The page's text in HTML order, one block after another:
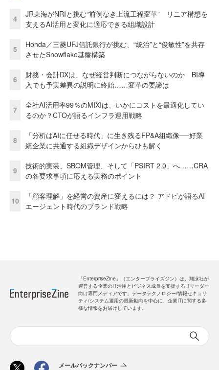
4
JR東海がNRIと挑む“前例なき上流工程変革” リニア構想を
支えるAI活用と変化に適応できる組織設計
5
Honda／三菱UFJ信託銀行が挑む、“統治”と“俊敏性”を共存
させたSnowflake基盤構築
6
財務・会計DXは、なぜ経営判断につながらないのか BI導
入でも予実差異の説明に終始……変革の要諦は
7
全社AI活用率99％のMIXIは、いかにコストを最適化してい
るのか？CTOが語るインフラ運用戦略
8
「分析はAIに任せる時代」に生き残るFP&A組織像──好業
績企業に共通する組織デザインからひも解く
9
技術的実装、SBOM管理、そして「PSIRT 2.0」へ……CRA
の各要求事項に応える実務のポイント
10
「顧客理解」を経営の資産に変えるには？ アドビが語るAI
エージェント時代のブランド戦略
「EnterpriseZine」（エンタープライズジン）は、翔泳社が
運営する企業のIT活用とビジネス成長を支援するITリーダー
向け専門メディアです。データテクノロジー/情報セキュリ
ティ/システム運用の最新動向を中心に、企業ITに関する多
様な情報をお届けしています。
メールバックナンバー